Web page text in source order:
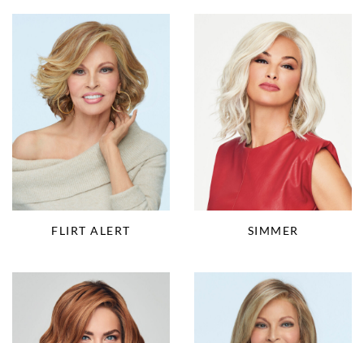
FLIRT ALERT SIMMER